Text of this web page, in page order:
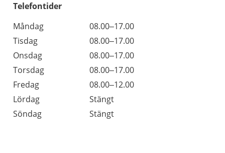
Telefontider
Måndag
08.00–17.00
Tisdag
08.00–17.00
Onsdag
08.00–17.00
Torsdag
08.00–17.00
Fredag
08.00–12.00
Lördag
Stängt
Söndag
Stängt